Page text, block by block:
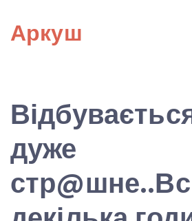
content
Аркуш
дуже